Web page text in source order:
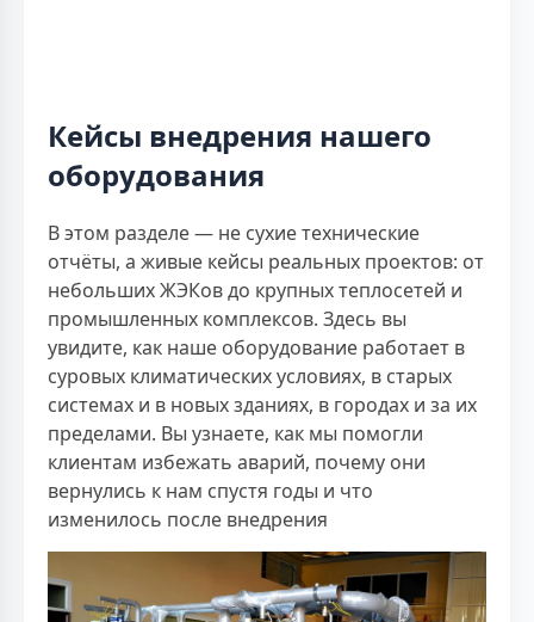
Кейсы внедрения нашего
оборудования
В этом разделе — не сухие технические
отчёты, а живые кейсы реальных проектов: от
небольших ЖЭКов до крупных теплосетей и
промышленных комплексов. Здесь вы
увидите, как наше оборудование работает в
суровых климатических условиях, в старых
системах и в новых зданиях, в городах и за их
пределами. Вы узнаете, как мы помогли
клиентам избежать аварий, почему они
вернулись к нам спустя годы и что
изменилось после внедрения